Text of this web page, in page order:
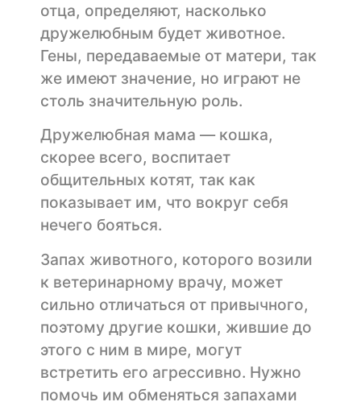
отца, определяют, насколько
дружелюбным будет животное.
Гены, передаваемые от матери, так
же имеют значение, но играют не
столь значительную роль.
Дружелюбная мама — кошка,
скорее всего, воспитает
общительных котят, так как
показывает им, что вокруг себя
нечего бояться.
Запах животного, которого возили
к ветеринарному врачу, может
сильно отличаться от привычного,
поэтому другие кошки, жившие до
этого с ним в мире, могут
встретить его агрессивно. Нужно
помочь им обменяться запахами